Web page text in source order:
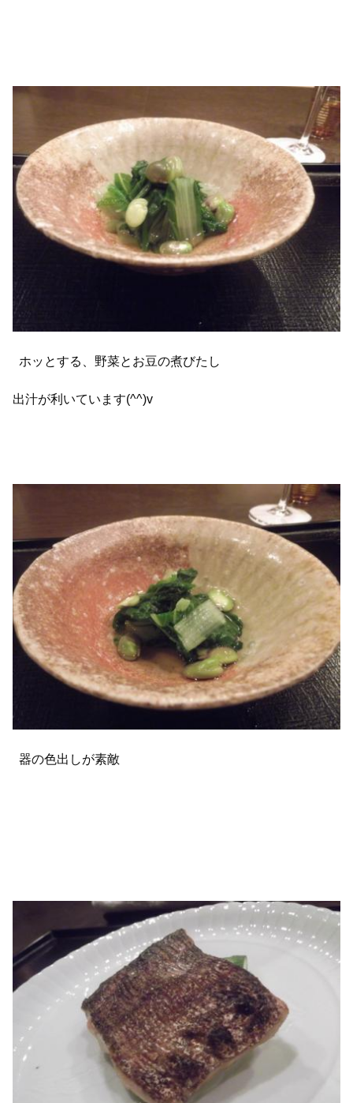
ホッとする、野菜とお豆の煮びたし
出汁が利いています(^^)v
器の色出しが素敵